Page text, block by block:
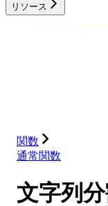
リソース
関数
通常関数
文字列